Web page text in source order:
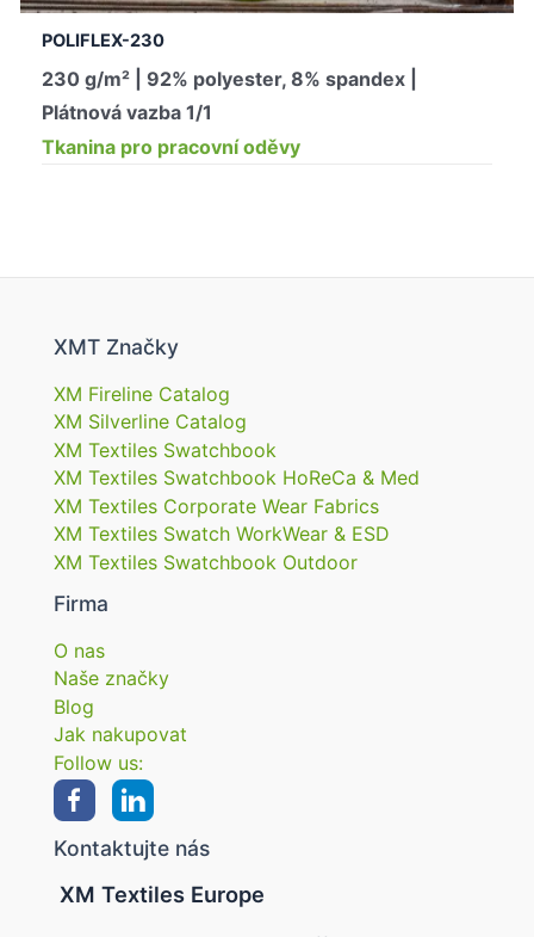
POLIFLEX-230
230 g/m² | 92% polyester, 8% spandex |
Plátnová vazba 1/1
Tkanina pro pracovní oděvy
XMT Značky
XM Fireline Catalog
XM Silverline Catalog
XM Textiles Swatchbook
XM Textiles Swatchbook HoReCa & Med
XM Textiles Corporate Wear Fabrics
XM Textiles Swatch WorkWear & ESD
XM Textiles Swatchbook Outdoor
Firma
O nas
Naše značky
Blog
Jak nakupovat
Follow us:
Kontaktujte nás
XM Textiles Europe